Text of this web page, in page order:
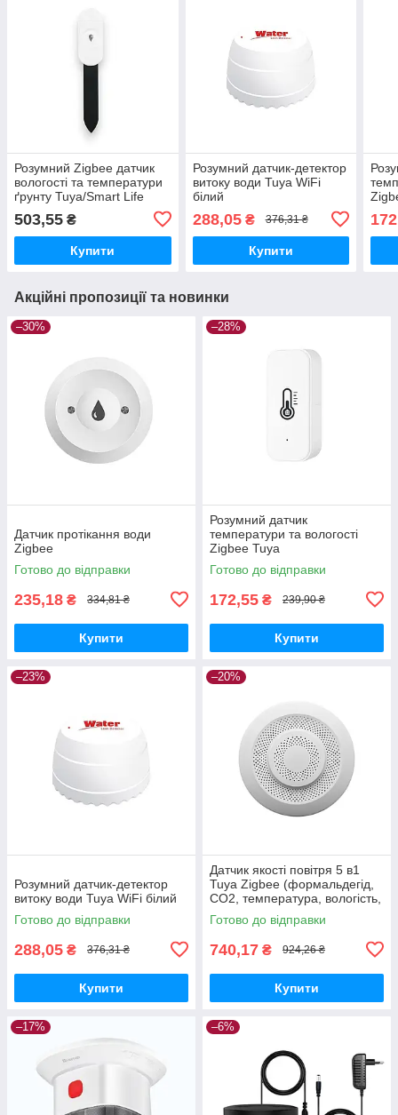
Розумний Zigbee датчик
вологості та температури
ґрунту Tuya/Smart Life
503,55 ₴
Купити
Розумний датчик-детектор
витоку води Tuya WiFi
білий
288,05₴ 376,31 ₴
Купити
Акційні пропозиції та новинки
–30%
Датчик протікання води
Zigbee
Готово до відправки
235,18 ₴ 334,81 ₴
Купити
–28%
Розумний датчик
температури та вологості
Zigbee Tuya
Готово до відправки
172,55 ₴ 239,90 ₴
Купити
–23%
Розумний датчик-детектор
витоку води Tuya WiFi білий
Готово до відправки
288,05 ₴ 376,31 ₴
Купити
–20%
Датчик якості повітря 5 в1
Tuya Zigbee (формальдегід,
CO2, температура, вологість,
VOC)
Готово до відправки
740,17 ₴ 924,26 ₴
Купити
–17% –6%